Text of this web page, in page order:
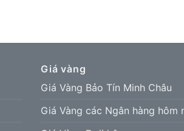
Giá vàng
Giá Vàng Bảo Tín Minh Châu
Giá Vàng các Ngân hàng hôm